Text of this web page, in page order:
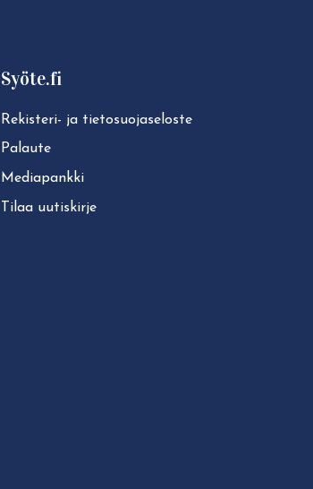
Syöte.fi
Rekisteri- ja tie­to­suo­ja­se­los­te
Palaute
Mediapankki
Tilaa uutiskirje